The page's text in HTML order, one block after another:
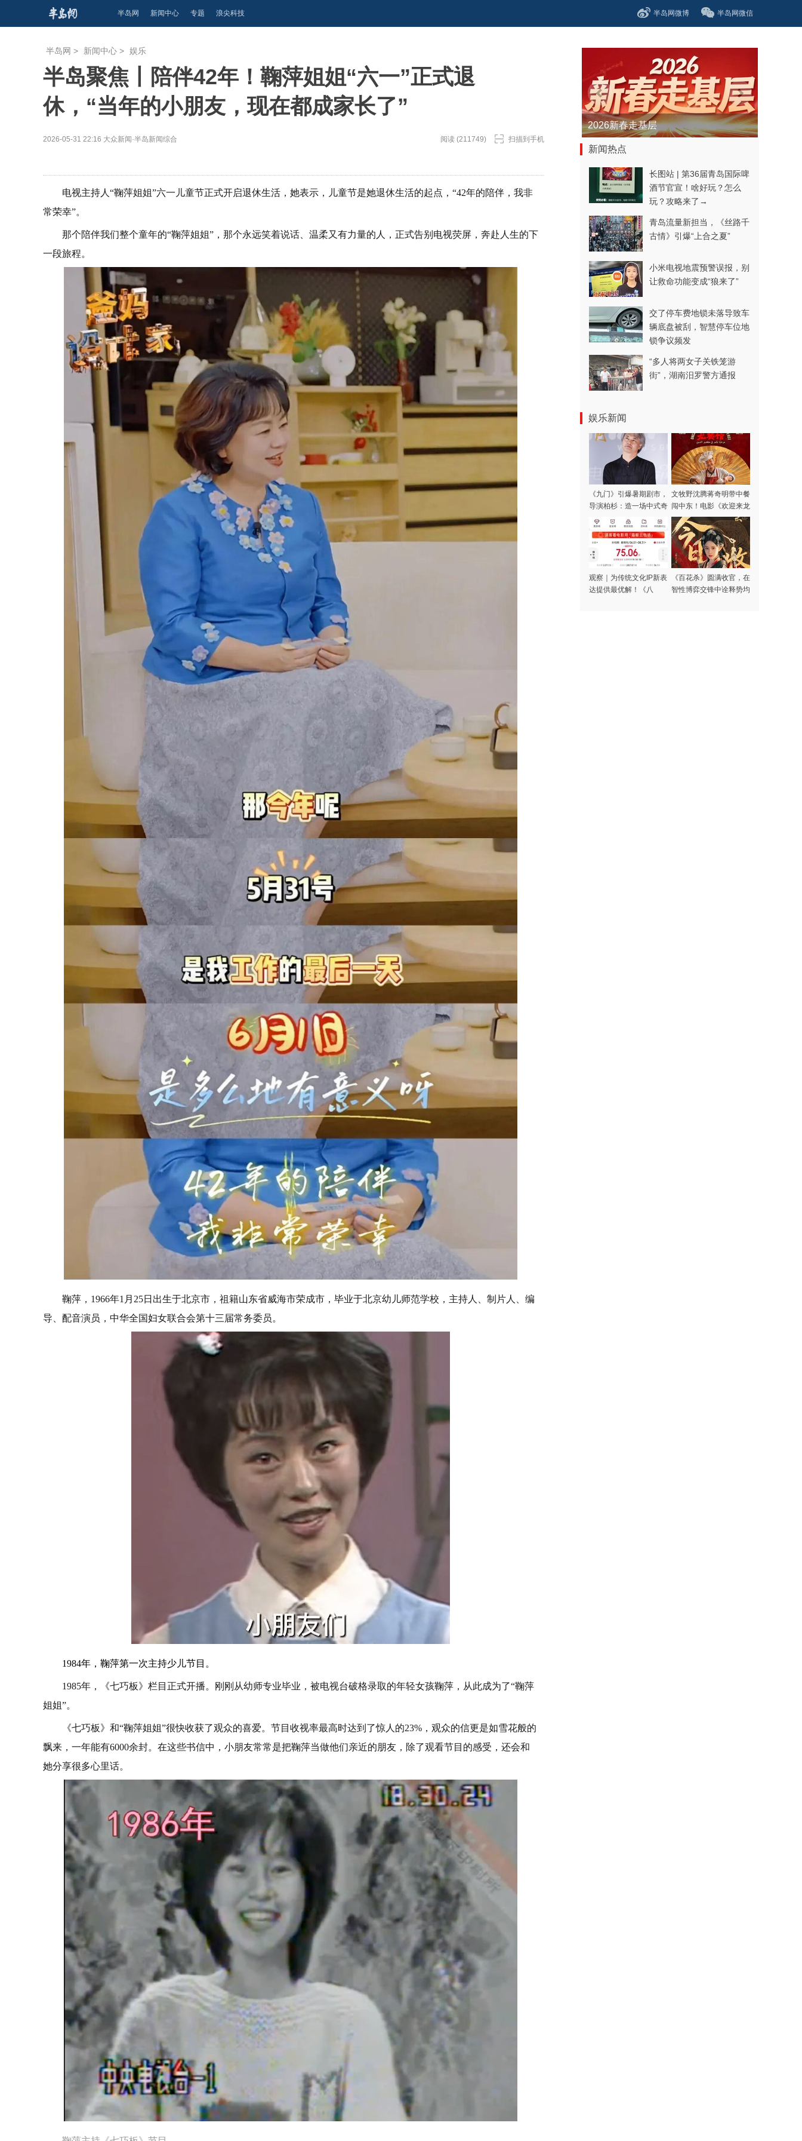
半岛网 新闻中心 专题 浪尖科技 半岛网微博 半岛网微信
半岛网 > 新闻中心 > 娱乐
半岛聚焦丨陪伴42年！鞠萍姐姐“六一”正式退
休，“当年的小朋友，现在都成家长了”
2026-05-31 22:16 大众新闻·半岛新闻综合 阅读 (211749) 扫描到手机
电视主持人“鞠萍姐姐”六一儿童节正式开启退休生活，她表示，儿童节是她退休生活的起点，“42年的陪伴，我非
常荣幸”。
那个陪伴我们整个童年的“鞠萍姐姐”，那个永远笑着说话、温柔又有力量的人，正式告别电视荧屏，奔赴人生的下
一段旅程。
鞠萍，1966年1月25日出生于北京市，祖籍山东省威海市荣成市，毕业于北京幼儿师范学校，主持人、制片人、编
导、配音演员，中华全国妇女联合会第十三届常务委员。
1984年，鞠萍第一次主持少儿节目。
1985年，《七巧板》栏目正式开播。刚刚从幼师专业毕业，被电视台破格录取的年轻女孩鞠萍，从此成为了“鞠萍
姐姐”。
《七巧板》和“鞠萍姐姐”很快收获了观众的喜爱。节目收视率最高时达到了惊人的23%，观众的信更是如雪花般的
飘来，一年能有6000余封。在这些书信中，小朋友常常是把鞠萍当做他们亲近的朋友，除了观看节目的感受，还会和
她分享很多心里话。
2026新春走基层
新闻热点
长图站 | 第36届青岛国际啤
酒节官宣！啥好玩？怎么
玩？攻略来了→
青岛流量新担当，《丝路千
古情》引爆“上合之夏”
小米电视地震预警误报，别
让救命功能变成“狼来了”
交了停车费地锁未落导致车
辆底盘被刮，智慧停车位地
锁争议频发
“多人将两女子关铁笼游
街”，湖南汨罗警方通报
娱乐新闻
《九门》引爆暑期剧市，
导演柏杉：造一场中式奇
诡的热血江湖梦
文牧野沈腾蒋奇明带中餐
闯中东！电影《欢迎来龙
餐馆》定档8月11日，东
方影都置景拍摄
观察｜为传统文化IP新表
达提供最优解！《八
《百花杀》圆满收官，在
智性博弈交锋中诠释势均